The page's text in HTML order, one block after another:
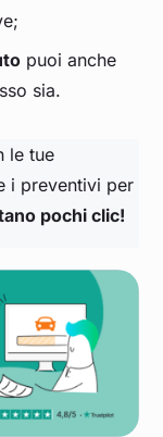
puoi anche
sia.
le tue
i preventivi per
pochi clic!